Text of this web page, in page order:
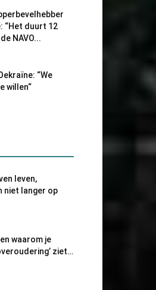
“Het duurt 12
NAVO...
“We
willen“
leven,
niet langer op
waarom je
ziet…